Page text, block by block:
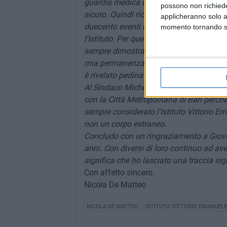
possono non
applicheranno solo
momento tornando
guardia medica della Asl in quanto il
sicuro. Quindi ricordo con orgoglio che
duecento eventi culturali che hanno
l'Istituto. Per questo un doveroso
sempre dimostrato onestà e
mia permanenza all'Istituto: il
è rivelato pedina importante per la
Al Sindaco Michele Sollecito auguro di
con la Città Metropolitana di Bari
sempre considerato l'Istituto Vittorio
non un corpo estraneo.
Concludo con un ringraziamento a
anni. Con diversi di loro continuo ad
significa che ho lasciato una traccia
Con affetto sincero.
Nicola De Matteo
NICOLA DE MATTEO ISTITUTO VITTORIO